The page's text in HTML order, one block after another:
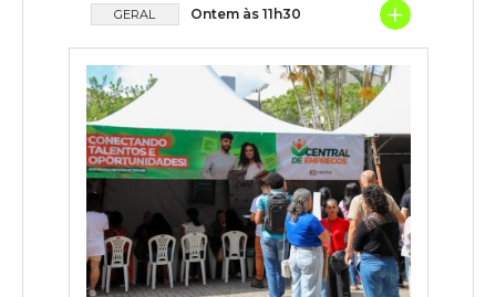
GERAL Ontem às 11h30 +